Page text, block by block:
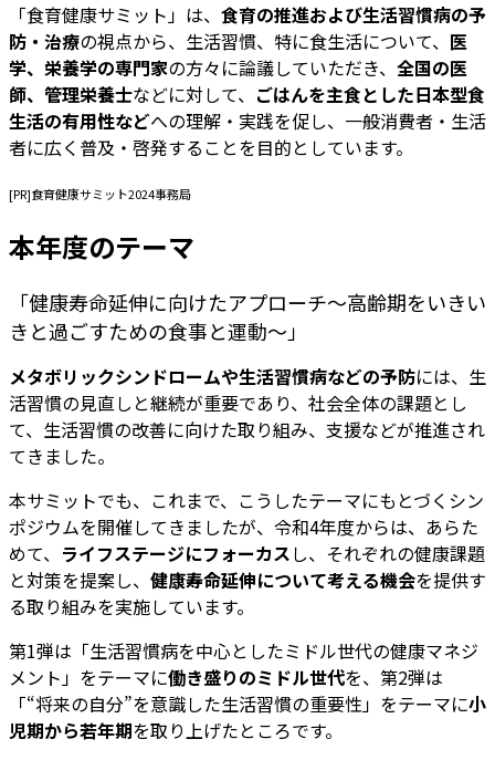
「食育健康サミット」は、 食育の推進および生活習慣病の予
防・治療の視点から、生活習慣、特に食生活について、 医
学、栄養学の専門家の方々に論議していただき、 全国の医
師、管理栄養士などに対して、 ごはんを主食とした日本型食
生活の有用性などへの理解・実践を促し、一般消費者・生活
者に広く普及・啓発することを目的としています。
[PR]食育健康サミット2024事務局
本年度のテーマ
「健康寿命延伸に向けたアプローチ～高齢期をいきい
きと過ごすための食事と運動～」
メタボリックシンドロームや生活習慣病などの予防には、生
活習慣の見直しと継続が重要であり、社会全体の課題とし
て、生活習慣の改善に向けた取り組み、支援などが推進され
てきました。
本サミットでも、これまで、こうしたテーマにもとづくシン
ポジウムを開催してきましたが、令和4年度からは、あらた
めて、 ライフステージにフォーカスし、それぞれの健康課題
と対策を提案し、 健康寿命延伸について考える機会を提供す
る取り組みを実施しています。
第1弾は「生活習慣病を中心としたミドル世代の健康マネジ
メント」をテーマに働き盛りのミドル世代を、第2弾は
「“将来の自分”を意識した生活習慣の重要性」をテーマに小
児期から若年期を取り上げたところです。